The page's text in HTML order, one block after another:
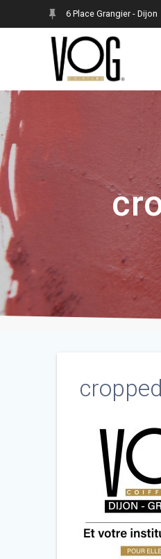
6 Place Grangier - Dijon